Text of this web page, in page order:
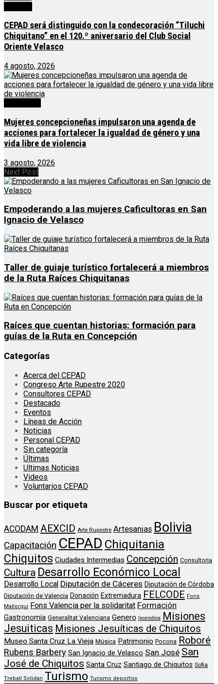
CEPAD será distinguido con la condecoración “Tiluchi
Chiquitano” en el 120.º aniversario del Club Social
Oriente Velasco
4 agosto, 2026
Mujeres concepcioneñas impulsaron una agenda de
acciones para fortalecer la igualdad de género y una
vida libre de violencia
3 agosto, 2026
Next Post
Empoderando a las mujeres Caficultoras en San
Ignacio de Velasco
Taller de guiaje turístico fortalecerá a miembros
de la Ruta Raíces Chiquitanas
Raíces que cuentan historias: formación para
guías de la Ruta en Concepción
Categorías
Acerca del CEPAD
Congreso Arte Rupestre 2020
Consultores CEPAD
Destacado
Eventos
Líneas de Acción
Noticias
Personal CEPAD
Sin categoría
Últimas
Ultimas Noticias
Videos
Voluntarios CEPAD
Buscar por etiqueta
ACODAM AEXCID Arte Rupestre Artesanias Bolivia
Capacitación CEPAD Chiquitania
Chiquitos Ciudades Intermedias Concepción Consultoria
Cultura Desarrollo Económico Local
Desarrollo Local Diputación de Cáceres Diputación de Córdoba
Diputación de Valencia Donación Extremadura FELCODE Fons
Mallorqui Fons Valencia per la solidaritat Formación
Gastronomía Generalitat Valenciana Genero Incendios Misiones
Jesuiticas Misiones Jesuíticas de Chiquitos
Museo Santa Cruz La Vieja Música Patrimonio Pocona Roboré
Rubens Barbery San Ignacio de Velasco San José San
José de Chiquitos Santa Cruz Santiago de Chiquitos Sofia
Treball Solidari Turismo Turismo deportivo